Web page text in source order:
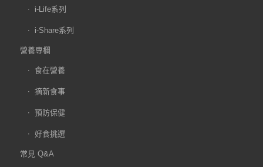
i-Life系列
i-Share系列
營養專欄
食在營養
摘新食事
預防保健
好食挑選
常見 Q&A